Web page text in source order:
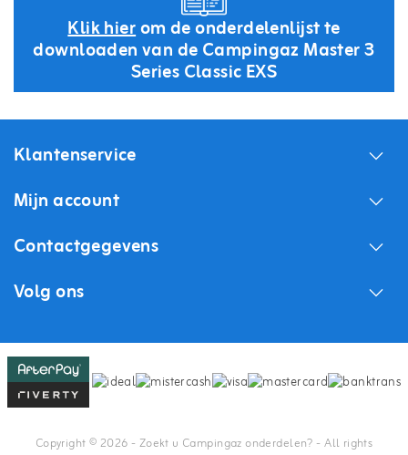
Klik hierom de onderdelenlijst te
downloaden van de Campingaz Master 3
Series Classic EXS
Klantenservice
Mijn account
Contactgegevens
Volg ons
Copyright © 2026 - Zoekt u Campingaz onderdelen? - All rights